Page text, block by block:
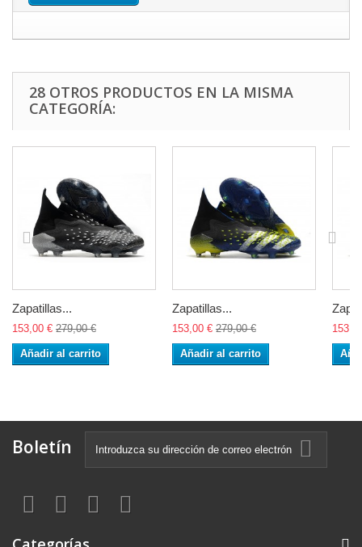
28 OTROS PRODUCTOS EN LA MISMA
CATEGORÍA:
Zapatillas...
153,00 € 279,00 €
Añadir al carrito
Zapatillas...
153,00 € 279,00 €
Añadir al carrito
Boletín